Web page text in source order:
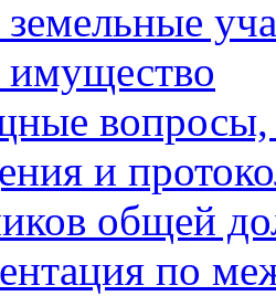
имущество
вопросы,
и
общей
по